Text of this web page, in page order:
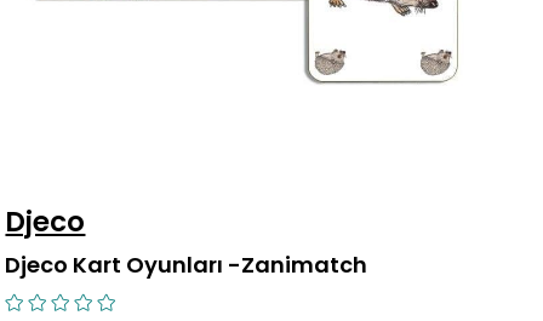
Djeco
Djeco Kart Oyunları -Zanimatch